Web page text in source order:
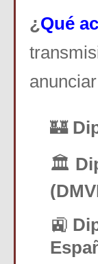
¿Qué
🏰
🏛️
🚉